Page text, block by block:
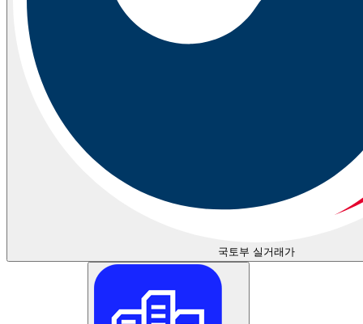
국토부 실거래가